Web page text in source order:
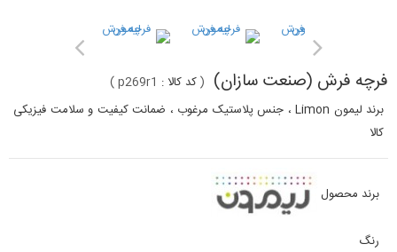
فرچه فرش (صنعت سازان) (کد کالا : p269r1
)
برند لیمون Limon ، جنس پلاستیک مرغوب ، ضمانت کیفیت و سلامت فیزیکی
کالا
برند محصول
رنگ